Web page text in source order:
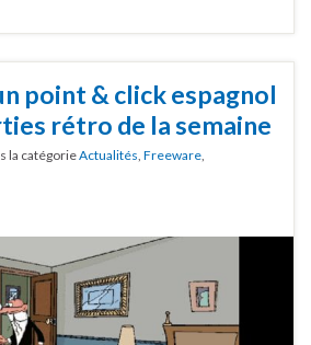
point & click espagnol
rétro de la semaine
la catégorieActualités, Freeware,